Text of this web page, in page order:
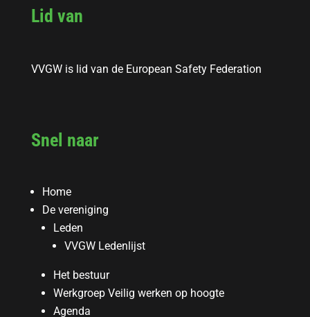
Lid van
VVGW is lid van de European Safety Federation
Snel naar
Home
De vereniging
Leden
VVGW Ledenlijst
Het bestuur
Werkgroep Veilig werken op hoogte
Agenda